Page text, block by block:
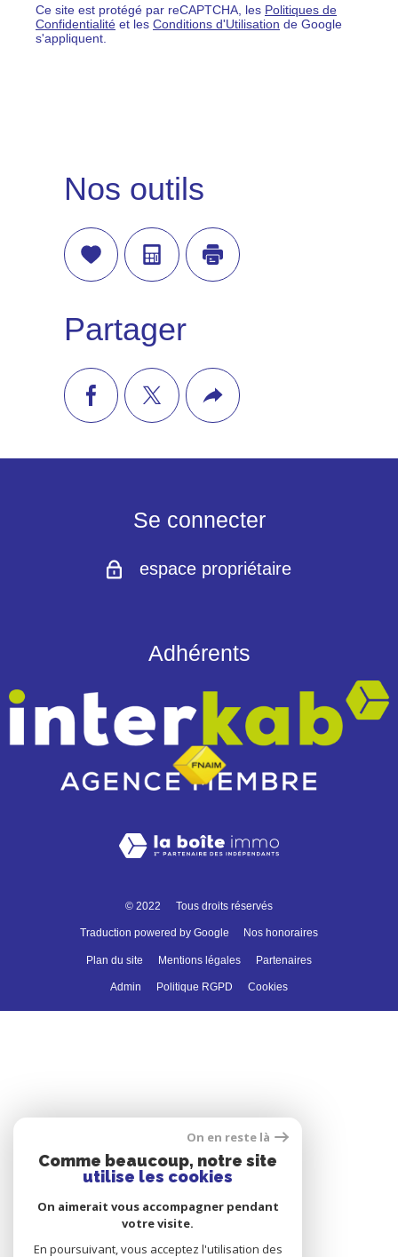
Ce site est protégé par reCAPTCHA, les Politiques de
Confidentialité et les Conditions d'Utilisation de Google
s'appliquent.
Nos outils
Sélectionner
Calculatrice
Imprimer
Partager
facebook
twitter
Plus
Se connecter
espace propriétaire
Adhérents
© 2022 Tous droits réservés
Traduction powered by Google Nos honoraires
Plan du site Mentions légales Partenaires
Admin Politique RGPD Cookies
On en reste là
Comme beaucoup, notre site
utilise les cookies
On aimerait vous accompagner pendant
votre visite.
En poursuivant, vous acceptez l'utilisation des